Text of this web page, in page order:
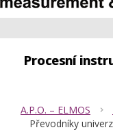
Procesní
A.P.O. – ELMOS
Převodníky